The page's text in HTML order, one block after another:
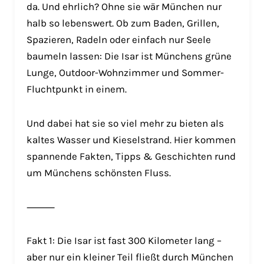
da. Und ehrlich? Ohne sie wär München nur
halb so lebenswert. Ob zum Baden, Grillen,
Spazieren, Radeln oder einfach nur Seele
baumeln lassen: Die Isar ist Münchens grüne
Lunge, Outdoor-Wohnzimmer und Sommer-
Fluchtpunkt in einem.
Und dabei hat sie so viel mehr zu bieten als
kaltes Wasser und Kieselstrand. Hier kommen
spannende Fakten, Tipps & Geschichten rund
um Münchens schönsten Fluss.
⸻
Fakt 1: Die Isar ist fast 300 Kilometer lang –
aber nur ein kleiner Teil fließt durch München